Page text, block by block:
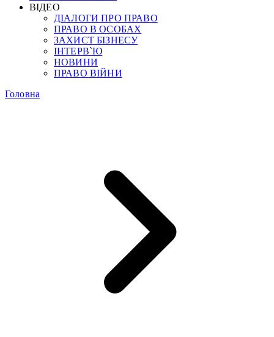
ВІДЕО
ДІАЛОГИ ПРО ПРАВО
ПРАВО В ОСОБАХ
ЗАХИСТ БІЗНЕСУ
ІНТЕРВ`Ю
НОВИНИ
ПРАВО ВІЙНИ
Головна